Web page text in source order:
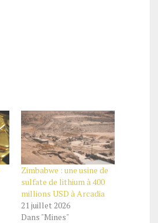
Zimbabwe : une usine de
sulfate de lithium à 400
millions USD à Arcadia
21 juillet 2026
Dans "Mines"